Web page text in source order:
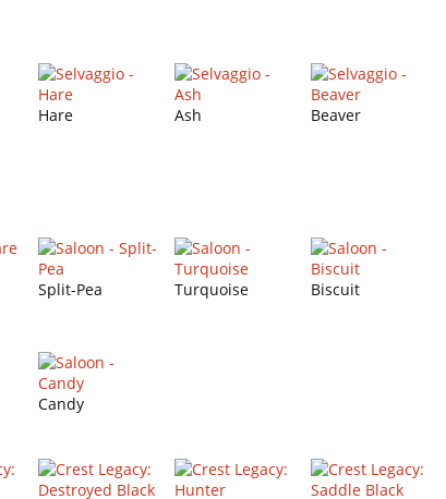
Hare Ash Beaver
Split-Pea
Turquoise Biscuit
Candy